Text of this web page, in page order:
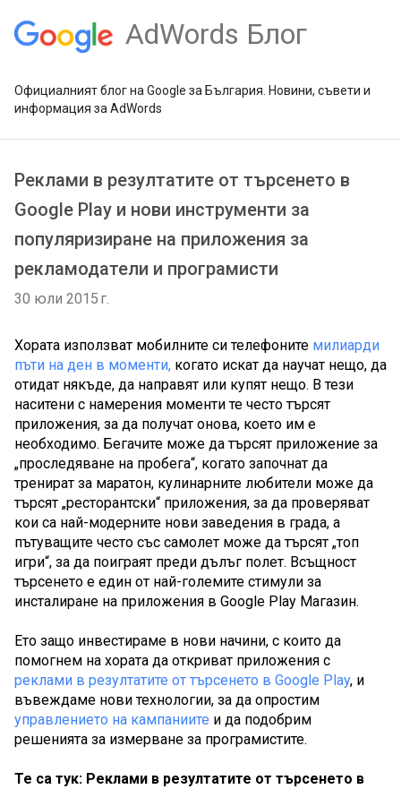
AdWords Блог
Официалният блог на Google за България. Новини, съвети и
информация за AdWords
Реклами в резултатите от търсенето в
Google Play и нови инструменти за
популяризиране на приложения за
рекламодатели и програмисти
30 юли 2015 г.
Хората използват мобилните си телефоните милиарди
пъти на ден в моменти, когато искат да научат нещо, да
отидат някъде, да направят или купят нещо. В тези
наситени с намерения моменти те често търсят
приложения, за да получат онова, което им е
необходимо. Бегачите може да търсят приложение за
„проследяване на пробега“, когато започнат да
тренират за маратон, кулинарните любители може да
търсят „ресторантски“ приложения, за да проверяват
кои са най-модерните нови заведения в града, а
пътуващите често със самолет може да търсят „топ
игри“, за да поиграят преди дълъг полет. Всъщност
търсенето е един от най-големите стимули за
инсталиране на приложения в Google Play Магазин.
Ето защо инвестираме в нови начини, с които да
реклами в резултатите от търсенето в Google Play, и
управлението на кампаниите и да подобрим
решенията за измерване за програмистите.
Те са тук: Реклами в резултатите от търсенето в